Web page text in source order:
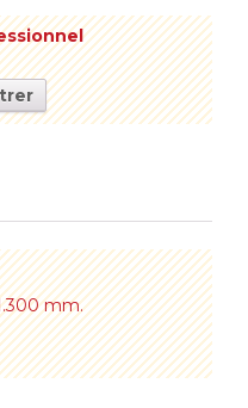
mm.